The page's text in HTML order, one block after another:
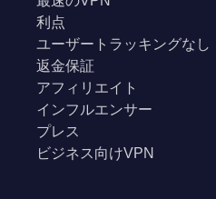
利点
ユーザートラッキングなし
返金保証
アフィリエイト
インフルエンサー
プレス
ビジネス向けVPN